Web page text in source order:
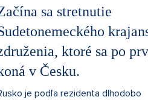
sa stretnutie
ktoré sa po
v Česku.
je podľa rezidenta dlhodobo